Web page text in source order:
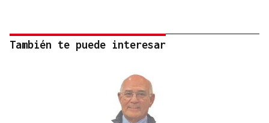
También te puede interesar